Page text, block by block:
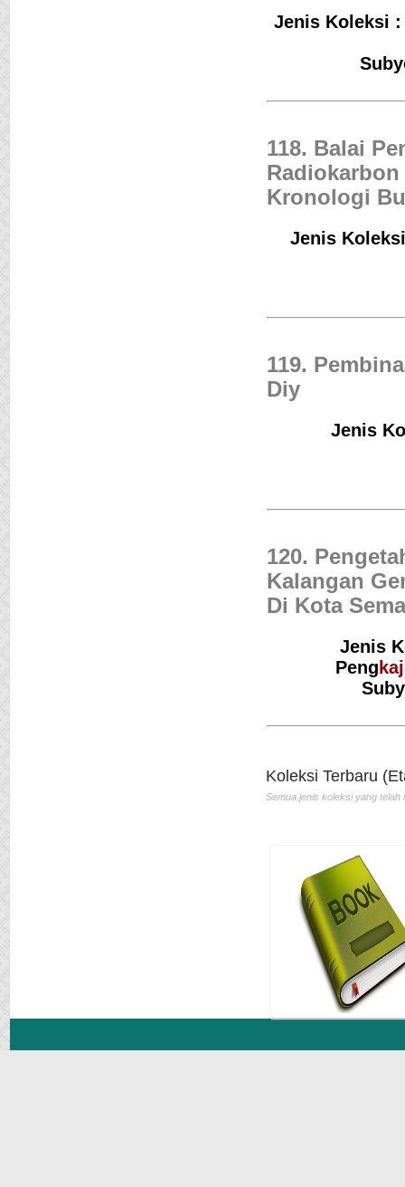
Jenis Koleksi
118. Balai
Kronologi
Jenis
119.
Diy
Jenis
120.
Kalangan
Di Kota
Jenis
Peng
Koleksi Terbaru
Semua jenis koleksi yang telah
Jejak Langkah
Th.Terbit :2012